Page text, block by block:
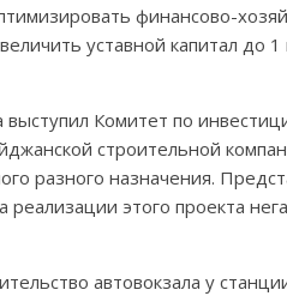
финансово-
уставной капитал до
Комитет по
строительной
разного назначения.
реализации этого проекта
автовокзала у